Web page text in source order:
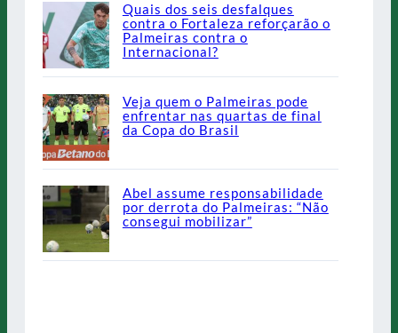
Quais dos seis desfalques
contra o Fortaleza reforçarão o
Palmeiras contra o
Internacional?
Veja quem o Palmeiras pode
enfrentar nas quartas de final
da Copa do Brasil
Abel assume responsabilidade
por derrota do Palmeiras: “Não
consegui mobilizar”